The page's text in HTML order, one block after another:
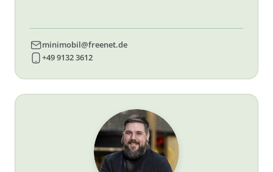
minimobil@freenet.de
+49 9132 3612